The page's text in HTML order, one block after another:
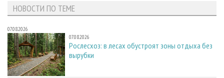
НОВОСТИ ПО ТЕМЕ
07.08.2026
07.08.2026
Рослесхоз: в лесах обустроят зоны отдыха без
вырубки